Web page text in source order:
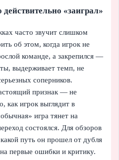
«заиграл»
часто звучит слишком
об этом, когда игрок не
команде, а закрепился —
выдерживает темп, не
соперников.
признак — не
как игрок выглядит в
игра тянет на
состоялся. Для обзоров
путь он прошел от дубля
первые ошибки и критику.